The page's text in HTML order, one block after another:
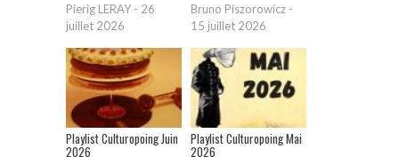
Pierig LERAY - 26
juillet 2026
Bruno Piszorowicz -
15 juillet 2026
Playlist Culturopoing Juin
2026
Playlist Culturopoing Mai
2026